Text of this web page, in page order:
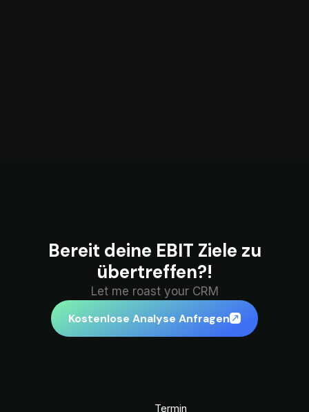
Bereit deine EBIT Ziele zu
übertreffen?!
Let me roast your CRM
Kostenlose Analyse Anfragen
Termin